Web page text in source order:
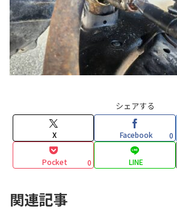
シェアする
X Facebook 0
Pocket 0 LINE
関連記事